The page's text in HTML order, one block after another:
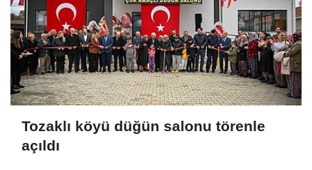
Tozaklı köyü düğün salonu törenle
açıldı